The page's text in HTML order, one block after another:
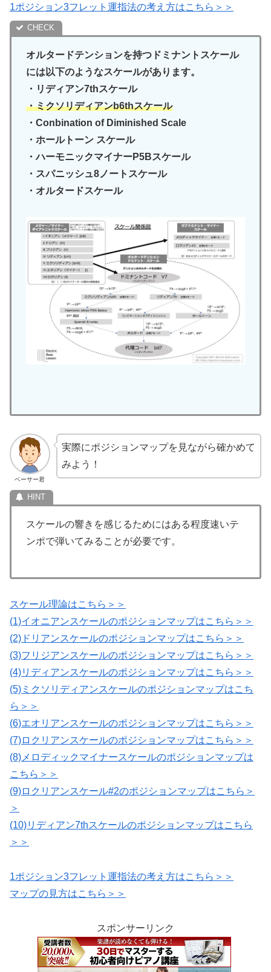
1ポジション3フレット運指法の考え方はこちら＞＞
オルタードテンションを持つドミナントスケール
には以下のようなスケールがあります。
・リディアン7thスケール
・ミクソリディアンb6thスケール
・Conbination of Diminished Scale
・ホールトーン スケール
・ハーモニックマイナーP5Bスケール
・スパニッシュ8ノートスケール
・オルタードスケール
ベーサー君
実際にポジションマップを見ながら確かめて
みよう！
スケールの響きを感じるためにはある程度速いテ
ンポで弾いてみることが必要です。
スケール理論はこちら＞＞
(1)イオニアンスケールのポジションマップはこちら＞＞
(2)ドリアンスケールのポジションマップはこちら＞＞
(3)フリジアンスケールのポジションマップはこちら＞＞
(4)リディアンスケールのポジションマップはこちら＞＞
(5)ミクソリディアンスケールのポジションマップはこち
ら＞＞
(6)エオリアンスケールのポジションマップはこちら＞＞
(7)ロクリアンスケールのポジションマップはこちら＞＞
(8)メロディックマイナースケールのポジションマップは
こちら＞＞
(9)ロクリアンスケール#2のポジションマップはこちら＞
＞
(10)リディアン7thスケールのポジションマップはこちら
＞＞
1ポジション3フレット運指法の考え方はこちら＞＞
マップの見方はこちら＞＞
スポンサーリンク